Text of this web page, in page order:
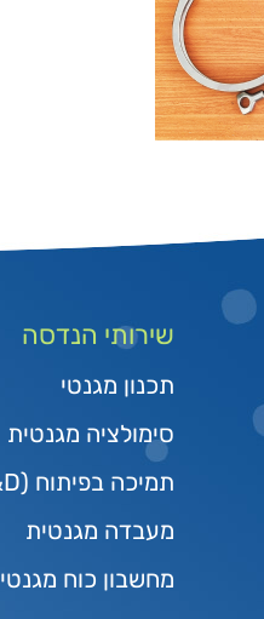
שירותי הנדסה
תכנון מגנטי
סימולציה מגנטית
תמיכה בפיתוח (R&D)
מעבדה מגנטית
מחשבון כוח מגנטי